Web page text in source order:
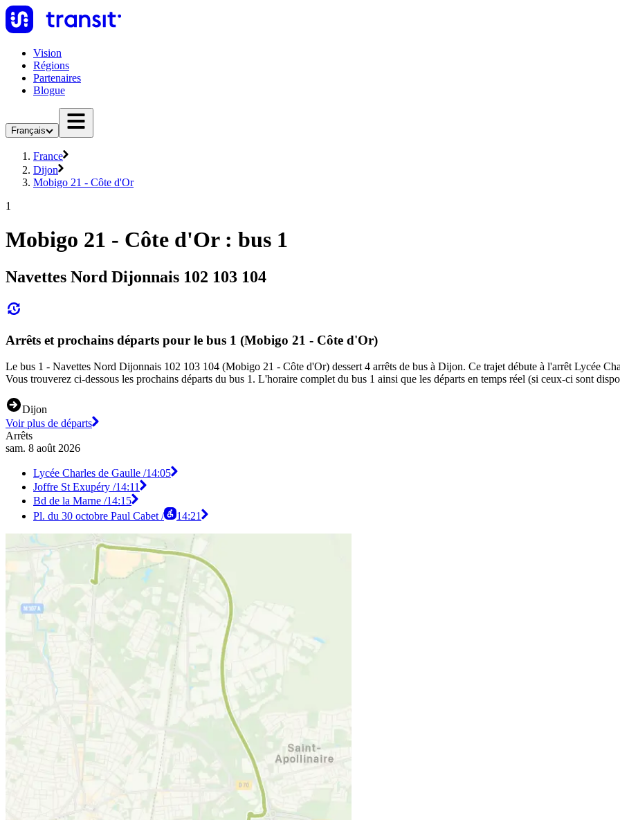
Vision
Régions
Partenaires
Blogue
Français
France
Dijon
Mobigo 21 - Côte d'Or
1
Mobigo 21 - Côte d'Or : bus 1
Navettes Nord Dijonnais 102 103 104
Arrêts et prochains départs pour le bus 1 (Mobigo 21 - Côte d'Or)
Le bus 1 - Navettes Nord Dijonnais 102 103 104 (Mobigo 21 - Côte d'Or) dessert 4 arrêts de bus à Dijon. Ce trajet débute à l'arrêt Lycée
Vous trouverez ci-dessous les prochains départs du bus 1. L'horaire complet du bus 1 ainsi que les départs en temps réel (si ceux-ci sont
Dijon
Voir plus de départs
Arrêts
sam. 8 août 2026
Lycée Charles de Gaulle /14:05
Joffre St Exupéry /14:11
Bd de la Marne /14:15
Pl. du 30 octobre Paul Cabet /
14:21